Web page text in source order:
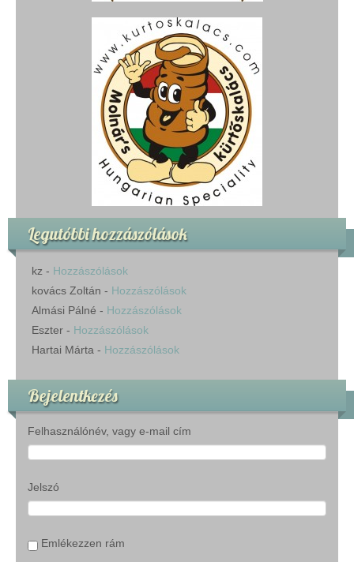
Legutóbbi hozzászólások
kz - Hozzászólások
kovács Zoltán - Hozzászólások
Almási Pálné - Hozzászólások
Eszter - Hozzászólások
Hartai Márta - Hozzászólások
Bejelentkezés
Felhasználónév, vagy e-mail cím
Jelszó
Emlékezzen rám